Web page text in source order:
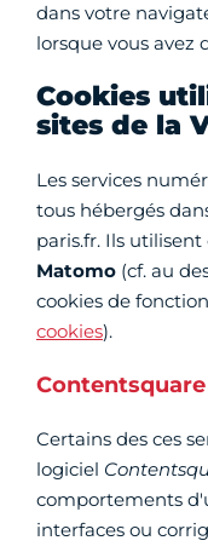
dans votre
lorsque vous avez
Cookies
sites de la
Les services
tous hébergés
paris.fr. Ils
Matomo (cf. au
cookies de
cookies).
Contentsquare
Certains des ces
logiciel
comportements
interfaces ou